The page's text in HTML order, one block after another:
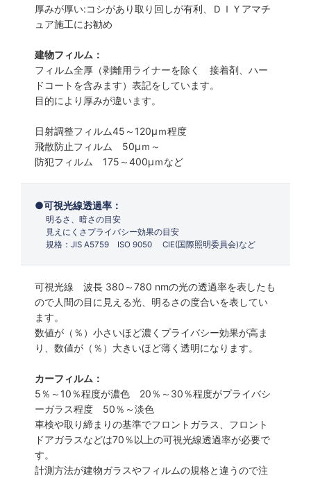
厚みが厚い:コシがあり取り回しが有利、ＤＩＹアマチ
ュア施工にお勧め
建物フィルム：
フィルム全厚（剥離用ライナーを除く 接着剤、ハー
ドコートを含みます）表記をしています。
目的により厚みが違います。
日射調整フィルム45～120µｍ程度
飛散防止フィルム 50µｍ～
防犯フィルム 175～400µｍなど
可視光線透過率：
明るさ、暗さの目安
見えにくさプライバシー効果の目安
規格：JIS A5759 ISO 9050 CIE(国際照明委員会)など
可視光線 波長 380～780 nmの光の透過率を表したも
ので人間の目に見える光、明るさの度合いを表してい
ます。
数値が（％）小さいほど濃くプライバシー効果が高ま
り、数値が（％）大きいほど薄く透明になります。
カーフィルム：
5％～10％程度が濃色 20％～30％程度がプライバシ
ーガラス程度 50％～淡色
車検や取り締まりの基準でフロントガラス、フロント
ドアガラスなどは70％以上の可視光線透過率が必要で
す。
計測方法が建物ガラスやフィルムの規格と違うので注